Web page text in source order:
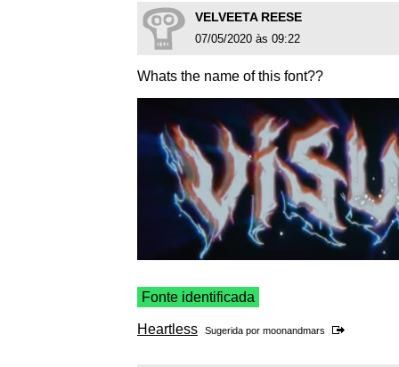
VELVEETA REESE
07/05/2020 às 09:22
Whats the name of this font??
Fonte identificada
Heartless Sugerida por moonandmars